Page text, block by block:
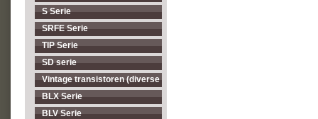
S Serie
SRFE Serie
TIP Serie
SD serie
Vintage transistoren (diverse types, op = op)
BLX Serie
BLV Serie